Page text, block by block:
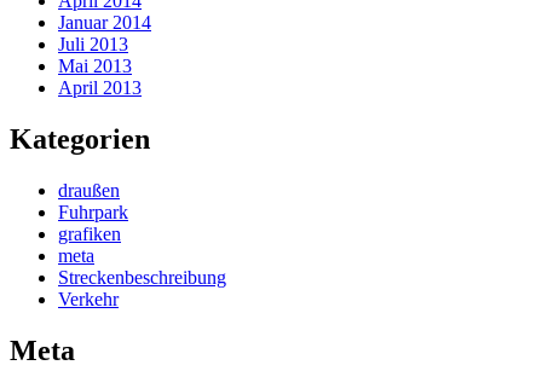
Januar 2014
Juli 2013
Mai 2013
April 2013
Kategorien
draußen
Fuhrpark
grafiken
meta
Streckenbeschreibung
Verkehr
Meta